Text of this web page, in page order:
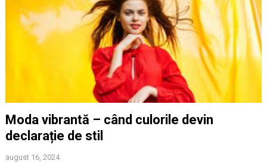
Moda vibrantă – când culorile devin
declarație de stil
august 16, 2024